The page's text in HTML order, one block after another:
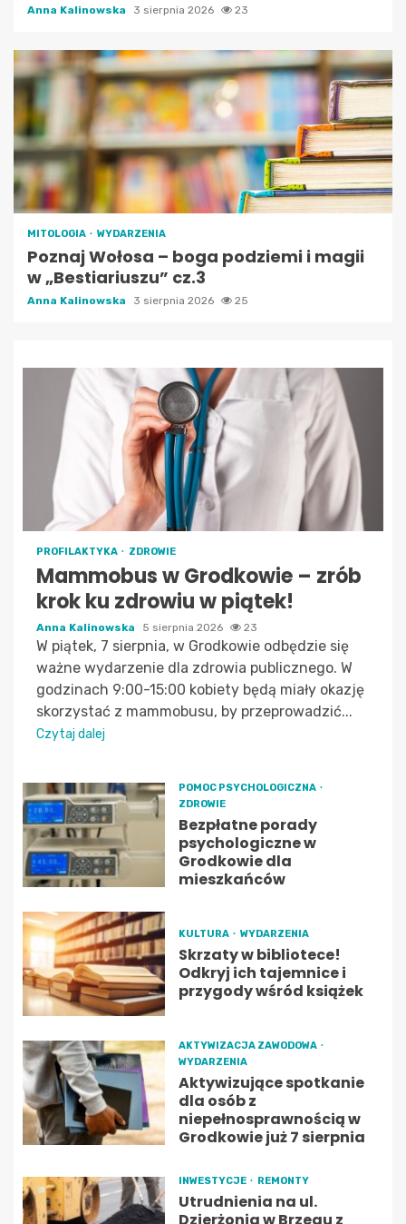
Anna Kalinowska 3 sierpnia 2026 23
MITOLOGIA WYDARZENIA
Poznaj Wołosa – boga podziemi i magii
w „Bestiariuszu” cz.3
Anna Kalinowska 3 sierpnia 2026 25
PROFILAKTYKA ZDROWIE
Mammobus w Grodkowie – zrób
krok ku zdrowiu w piątek!
Anna Kalinowska 5 sierpnia 2026 23
W piątek, 7 sierpnia, w Grodkowie odbędzie się
ważne wydarzenie dla zdrowia publicznego. W
godzinach 9:00-15:00 kobiety będą miały okazję
skorzystać z mammobusu, by przeprowadzić...
Czytaj dalej
POMOC PSYCHOLOGICZNA
ZDROWIE
Bezpłatne porady
psychologiczne w
Grodkowie dla
mieszkańców
KULTURA WYDARZENIA
Skrzaty w bibliotece!
Odkryj ich tajemnice i
przygody wśród książek
AKTYWIZACJA ZAWODOWA
WYDARZENIA
Aktywizujące spotkanie
dla osób z
niepełnosprawnością w
Grodkowie już 7 sierpnia
INWESTYCJE REMONTY
Utrudnienia na ul.